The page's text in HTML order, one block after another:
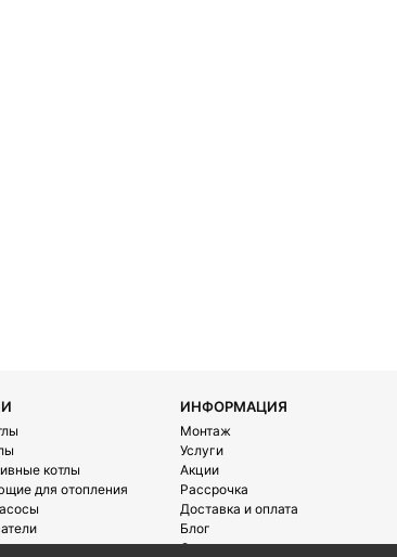
котлы
для отопления
ИНФОРМАЦИЯ
Монтаж
Услуги
Акции
Рассрочка
Доставка и оплата
Блог
О компании